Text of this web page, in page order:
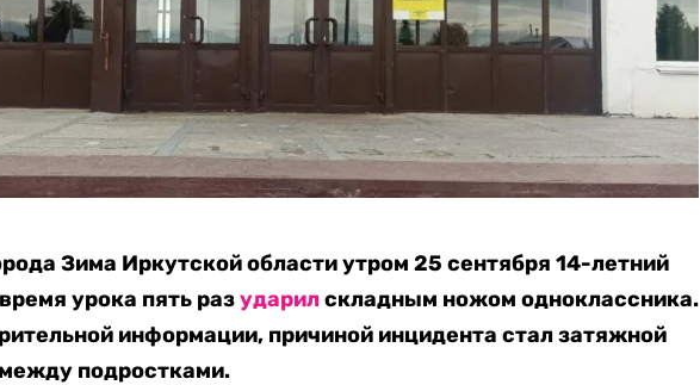
Зима Иркутской области утром 25 сентября 14-летний
урока пять разударилскладным ножом одноклассника.
информации, причиной инцидента стал затяжной
подростками.